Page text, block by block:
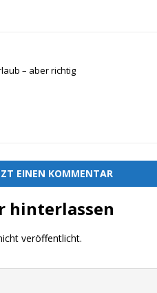
– aber richtig
EINEN KOMMENTAR
hinterlassen
veröffentlicht.